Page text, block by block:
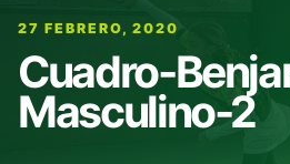
27 FEBRERO, 2020
Cuadro-
Masculino-2